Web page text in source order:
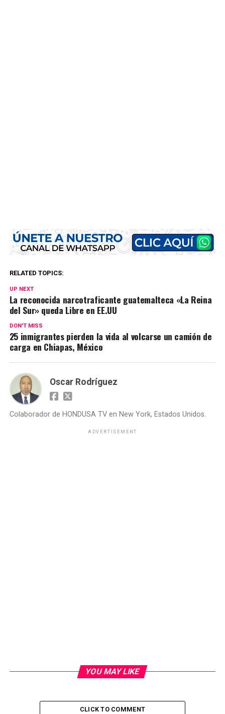
RELATED TOPICS:
UP NEXT
La reconocida narcotraficante guatemalteca «La Reina
del Sur» queda Libre en EE.UU
DON'T MISS
25 inmigrantes pierden la vida al volcarse un camión de
carga en Chiapas, México
Oscar Rodríguez
Colaborador de HONDUSA TV en New York, Estados Unidos.
ADVERTISEMENT
YOU MAY LIKE
CLICK TO COMMENT